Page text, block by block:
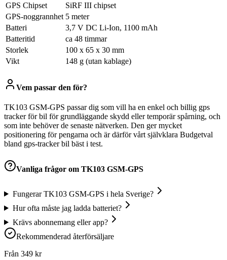
GPS Chipset
SiRF III chipset
GPS-noggrannhet 5 meter
Batteri
3,7 V DC Li-Ion, 1100 mAh
Batteritid
ca 48 timmar
Storlek
100 x 65 x 30 mm
Vikt
148 g (utan kablage)
Vem passar den för?
TK103 GSM-GPS passar dig som vill ha en enkel och billig gps
tracker för bil för grundläggande skydd eller temporär spårning, och
som inte behöver de senaste nätverken. Den ger mycket
positionering för pengarna och är därför vårt självklara Budgetval
bland gps-tracker bil bäst i test.
Vanliga frågor om TK103 GSM-GPS
Fungerar TK103 GSM-GPS i hela Sverige?
Hur ofta måste jag ladda batteriet?
Krävs abonnemang eller app?
Rekommenderad återförsäljare
Från 349 kr